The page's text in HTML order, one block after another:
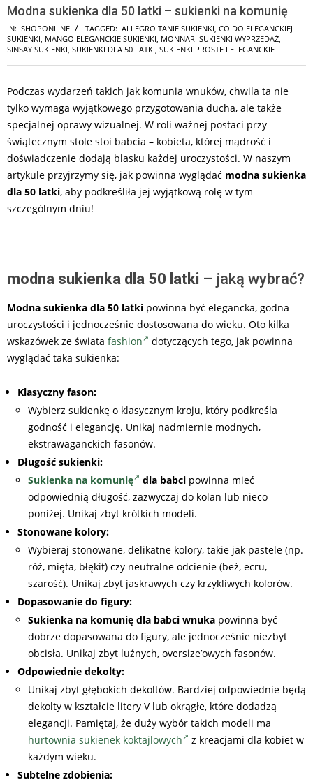
Modna sukienka dla 50 latki – sukienki na komunię
IN: SHOPONLINE TAGGED: ALLEGRO TANIE SUKIENKI CO DO ELEGANCKIEJ
SUKIENKI MANGO ELEGANCKIE SUKIENKI MONNARI SUKIENKI WYPRZEDAŻ
SINSAY SUKIENKI SUKIENKI DLA 50 LATKI SUKIENKI PROSTE I ELEGANCKIE
Podczas wydarzeń takich jak komunia wnuków, chwila ta nie
tylko wymaga wyjątkowego przygotowania ducha, ale także
specjalnej oprawy wizualnej. W roli ważnej postaci przy
świątecznym stole stoi babcia – kobieta, której mądrość i
doświadczenie dodają blasku każdej uroczystości. W naszym
artykule przyjrzymy się, jak powinna wyglądać modna sukienka
dla 50 latki, aby podkreśliła jej wyjątkową rolę w tym
szczególnym dniu!
modna sukienka dla 50 latki – jaką wybrać?
Modna sukienka dla 50 latki powinna być elegancka, godna
uroczystości i jednocześnie dostosowana do wieku. Oto kilka
wskazówek ze świata fashion
dotyczących tego, jak powinna
wyglądać taka sukienka:
Klasyczny fason:
Wybierz sukienkę o klasycznym kroju, który podkreśla
godność i elegancję. Unikaj nadmiernie modnych,
ekstrawaganckich fasonów.
Długość sukienki:
Sukienka na komunię
dla babci powinna mieć
odpowiednią długość, zazwyczaj do kolan lub nieco
poniżej. Unikaj zbyt krótkich modeli.
Stonowane kolory:
Wybieraj stonowane, delikatne kolory, takie jak pastele (np.
róż, mięta, błękit) czy neutralne odcienie (beż, ecru,
szarość). Unikaj zbyt jaskrawych czy krzykliwych kolorów.
Dopasowanie do figury:
Sukienka na komunię dla babci wnuka powinna być
dobrze dopasowana do figury, ale jednocześnie niezbyt
obcisła. Unikaj zbyt luźnych, oversize’owych fasonów.
Odpowiednie dekolty:
Unikaj zbyt głębokich dekoltów. Bardziej odpowiednie będą
dekolty w kształcie litery V lub okrągłe, które dodadzą
elegancji. Pamiętaj, że duży wybór takich modeli ma
hurtownia sukienek koktajlowych
z kreacjami dla kobiet w
każdym wieku.
Subtelne zdobienia: